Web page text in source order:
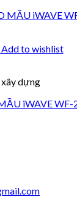
Add to wishlist
dựng
iWAVE WF-